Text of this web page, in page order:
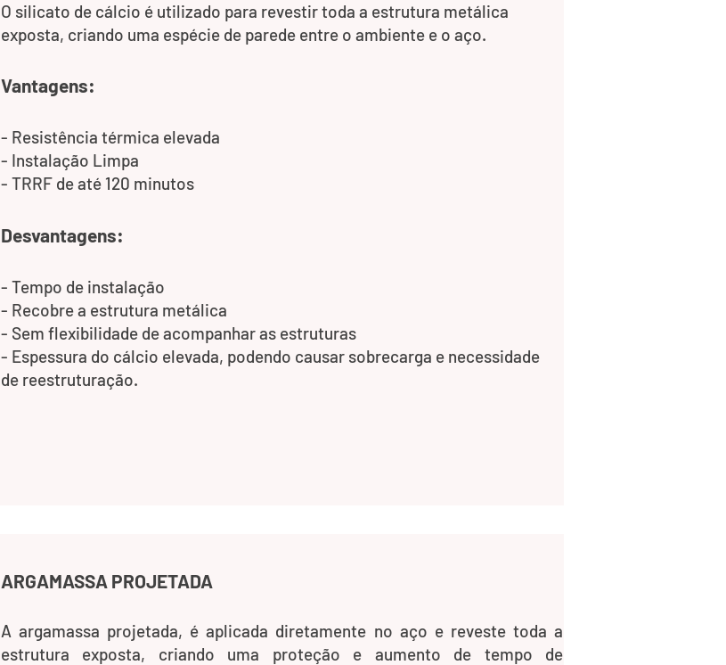
O silicato de cálcio é utilizado para revestir toda a estrutura metálica
exposta, criando uma espécie de parede entre o ambiente e o aço.
Vantagens:
- Resistência térmica elevada
- Instalação Limpa
- TRRF de até 120 minutos
Desvantagens:
- Tempo de instalação
- Recobre a estrutura metálica
- Sem flexibilidade de acompanhar as estruturas
- Espessura do cálcio elevada, podendo causar sobrecarga e necessidade
de reestruturação.
ARGAMASSA PROJETADA
A argamassa projetada, é aplicada diretamente no aço e reveste toda a
estrutura exposta, criando uma proteção e aumento de tempo de